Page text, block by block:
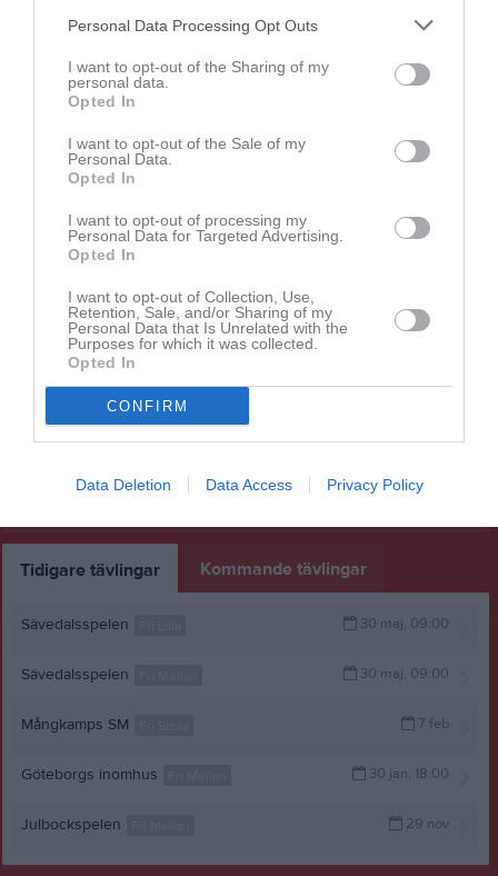
Personal Data Processing Opt Outs
I want to opt-out of the Sharing of my
personal data.
Opted In
I want to opt-out of the Sale of my
Personal Data.
Opted In
I want to opt-out of processing my
Personal Data for Targeted Advertising.
Opted In
I want to opt-out of Collection, Use,
Retention, Sale, and/or Sharing of my
Personal Data that Is Unrelated with the
Purposes for which it was collected.
Opted In
CONFIRM
Data Deletion Data Access Privacy Policy
Visa fler nyheter
Senast uppladdade video
Serieseger 2023
Serieseger 2023
Senast uppdaterade album
Tidigare tävlingar Kommande tävlingar
30 maj, 09:00
Sävedalsspelen
30 maj, 09:00
Sävedalsspelen
7 feb
Mångkamps SM
30 jan, 18:00
Göteborgs inomhus
29 nov
Julbockspelen